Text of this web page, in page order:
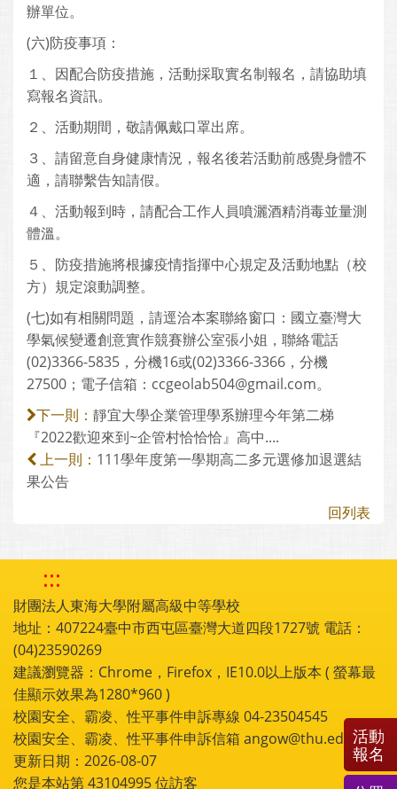
辦單位。
(六)防疫事項：
１、因配合防疫措施，活動採取實名制報名，請協助填
寫報名資訊。
２、活動期間，敬請佩戴口罩出席。
３、請留意自身健康情況，報名後若活動前感覺身體不
適，請聯繫告知請假。
４、活動報到時，請配合工作人員噴灑酒精消毒並量測
體溫。
５、防疫措施將根據疫情指揮中心規定及活動地點（校
方）規定滾動調整。
(七)如有相關問題，請逕洽本案聯絡窗口：國立臺灣大
學氣候變遷創意實作競賽辦公室張小姐，聯絡電話
(02)3366-5835，分機16或(02)3366-3366，分機
27500；電子信箱：ccgeolab504@gmail.com。
下一則： 靜宜大學企業管理學系辦理今年第二梯
『2022歡迎來到~企管村恰恰恰』高中....
上一則： 111學年度第一學期高二多元選修加退選結
果公告
回列表
:::
財團法人東海大學附屬高級中等學校
地址：407224臺中市西屯區臺灣大道四段1727號 電話：
(04)23590269
建議瀏覽器：Chrome，Firefox，IE10.0以上版本 ( 螢幕最
佳顯示效果為1280*960 )
校園安全、霸凌、性平事件申訴專線 04-23504545
校園安全、霸凌、性平事件申訴信箱 angow@thu.edu.tw
更新日期：2026-08-07
您是本站第43104995位訪客
活動
報名